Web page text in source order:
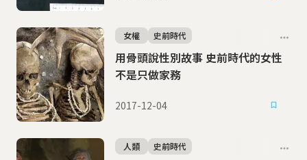
用骨頭說性別故事 史前時代的女性
不是只做家務
女權 史前時代
2017-12-04
人類 史前時代